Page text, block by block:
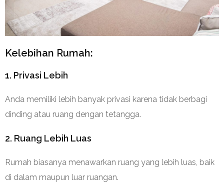
Kelebihan Rumah:
1. Privasi Lebih
Anda memiliki lebih banyak privasi karena tidak berbagi
dinding atau ruang dengan tetangga.
2. Ruang Lebih Luas
Rumah biasanya menawarkan ruang yang lebih luas, baik
di dalam maupun luar ruangan.